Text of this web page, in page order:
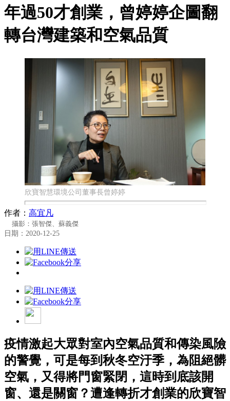
年過50才創業，曾婷婷企圖翻
轉台灣建築和空氣品質
欣寶智慧環境公司董事長曾婷婷
作者： 高宜凡
攝影：張智傑、蘇義傑
日期：2020-12-25
疫情激起大眾對室內空氣品質和傳染風險
的警覺，可是每到秋冬空汙季，為阻絕髒
空氣，又得將門窗緊閉，這時到底該開
窗、還是關窗？遭逢轉折才創業的欣寶智